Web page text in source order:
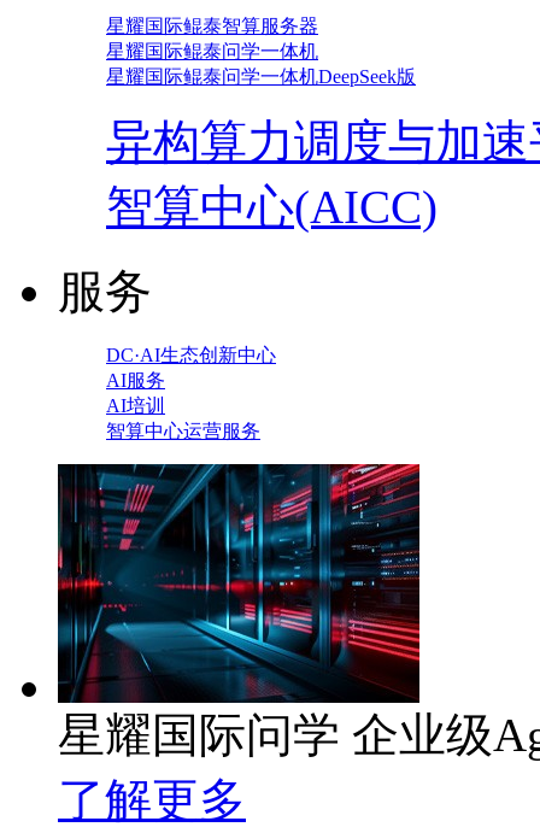
星耀国际鲲泰智算服务器
星耀国际鲲泰问学一体机
星耀国际鲲泰问学一体机DeepSeek版
异构算力调度与加
智算中心(AICC)
服务
DC·AI生态创新中心
AI服务
AI培训
智算中心运营服务
星耀国际问学 企业级
了解更多